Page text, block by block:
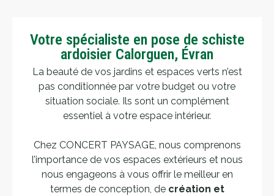
Votre spécialiste en pose de schiste
ardoisier Calorguen, Évran
La beauté de vos jardins et espaces verts n’est
pas conditionnée par votre budget ou votre
situation sociale. Ils sont un complément
essentiel à votre espace intérieur.
Chez CONCERT PAYSAGE, nous comprenons
l’importance de vos espaces extérieurs et nous
nous engageons à vous offrir le meilleur en
termes de conception, de création et